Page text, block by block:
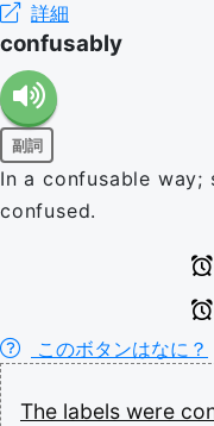
詳細
confusably
副詞
In a confusable way;
confused.
このボタンはなに？
The labels were